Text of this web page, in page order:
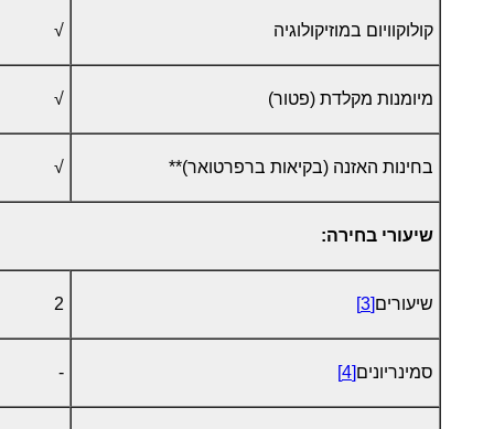
קולוקוויום במוזיקולוגיה √
מיומנות מקלדת (פטור) √
בחינות האזנה (בקיאות ברפרטואר)** √
שיעורי בחירה:
שיעורים[3]
2
סמינריונים[4]
-